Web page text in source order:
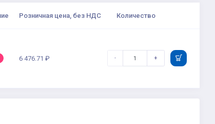
Розничная цена, без НДС Количество
6 476.71 ₽ - +